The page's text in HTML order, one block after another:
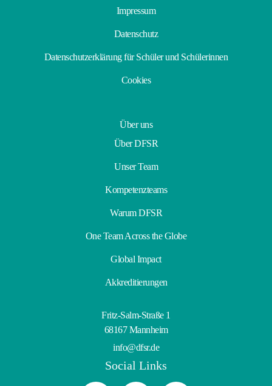
Impressum
Datenschutz
Datenschutzerklärung für Schüler und Schülerinnen
Cookies
Über uns
Über DFSR
Unser Team
Kompetenzteams
Warum DFSR
One Team Across the Globe
Global Impact
Akkreditierungen
Fritz-Salm-Straße 1
68167 Mannheim
info@dfsr.de
Social Links